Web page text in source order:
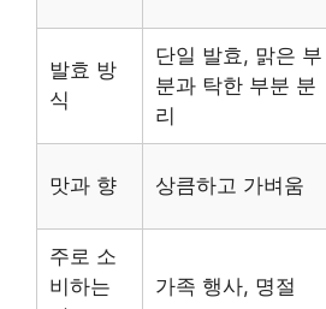
발효 방
식
단일 발효, 맑은 부
분과 탁한 부분 분
리
맛과 향 상큼하고 가벼움
주로 소
비하는
가족 행사, 명절